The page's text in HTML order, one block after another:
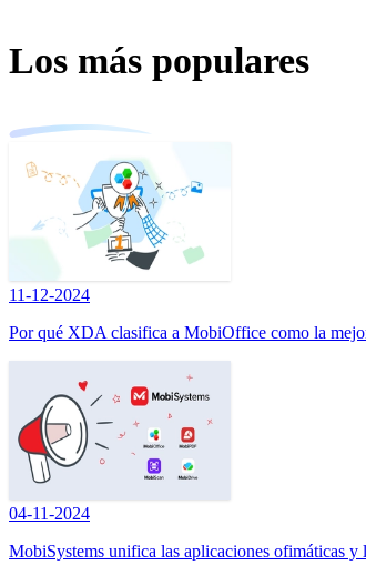
Los más populares
11-12-2024
Por qué XDA clasifica a MobiOffice como la
04-11-2024
MobiSystems unifica las aplicaciones ofimáticas y